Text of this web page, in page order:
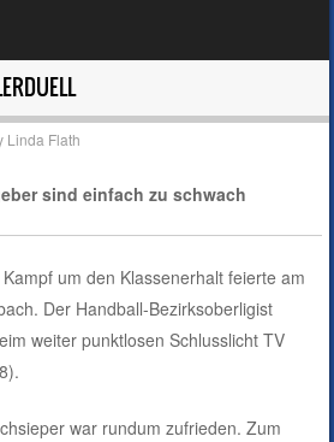
Linda Flath
sind einfach zu schwach
um den Klassenerhalt feierte am
Der Handball-Bezirksoberligist
weiter punktlosen Schlusslicht TV
war rundum zufrieden. Zum